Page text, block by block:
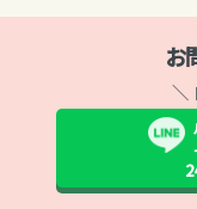
お
＼